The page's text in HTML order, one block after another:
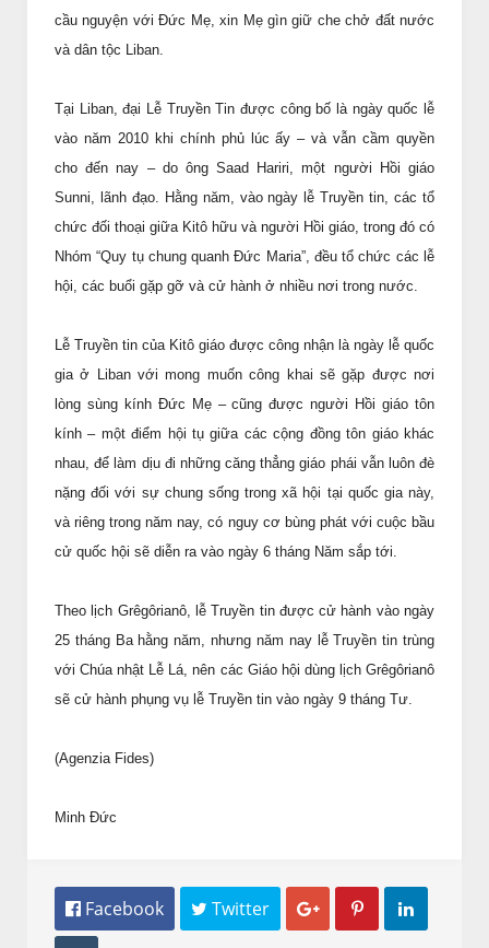
cầu nguyện với Đức Mẹ, xin Mẹ gìn giữ che chở đất nước
và dân tộc Liban.
Tại Liban, đại Lễ Truyền Tin được công bố là ngày quốc lễ
vào năm 2010 khi chính phủ lúc ấy – và vẫn cầm quyền
cho đến nay – do ông Saad Hariri, một người Hồi giáo
Sunni, lãnh đạo. Hằng năm, vào ngày lễ Truyền tin, các tổ
chức đối thoại giữa Kitô hữu và người Hồi giáo, trong đó có
Nhóm “Quy tụ chung quanh Đức Maria”, đều tổ chức các lễ
hội, các buổi gặp gỡ và cử hành ở nhiều nơi trong nước.
Lễ Truyền tin của Kitô giáo được công nhận là ngày lễ quốc
gia ở Liban với mong muốn công khai sẽ gặp được nơi
lòng sùng kính Đức Mẹ – cũng được người Hồi giáo tôn
kính – một điểm hội tụ giữa các cộng đồng tôn giáo khác
nhau, để làm dịu đi những căng thẳng giáo phái vẫn luôn đè
nặng đối với sự chung sống trong xã hội tại quốc gia này,
và riêng trong năm nay, có nguy cơ bùng phát với cuộc bầu
cử quốc hội sẽ diễn ra vào ngày 6 tháng Năm sắp tới.
Theo lịch Grêgôrianô, lễ Truyền tin được cử hành vào ngày
25 tháng Ba hằng năm, nhưng năm nay lễ Truyền tin trùng
với Chúa nhật Lễ Lá, nên các Giáo hội dùng lịch Grêgôrianô
sẽ cử hành phụng vụ lễ Truyền tin vào ngày 9 tháng Tư.
(Agenzia Fides)
Minh Đức
 Facebook  Twitter   